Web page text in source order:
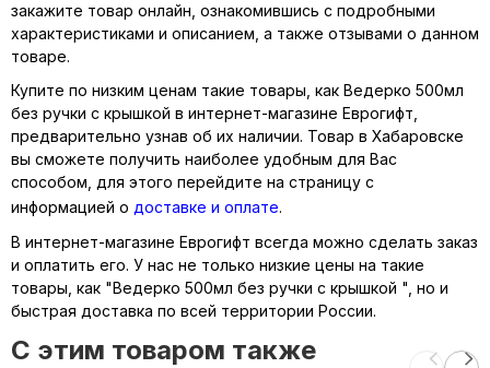
закажите товар онлайн, ознакомившись с подробными
характеристиками и описанием, а также отзывами о данном
товаре.
Купите по низким ценам такие товары, как Ведерко 500мл
без ручки с крышкой в интернет-магазине Еврогифт,
предварительно узнав об их наличии. Товар в Хабаровске
вы сможете получить наиболее удобным для Вас
способом, для этого перейдите на страницу с
информацией о доставке и оплате.
В интернет-магазине Еврогифт всегда можно сделать заказ
и оплатить его. У нас не только низкие цены на такие
товары, как "Ведерко 500мл без ручки с крышкой ", но и
быстрая доставка по всей территории России.
C этим товаром также